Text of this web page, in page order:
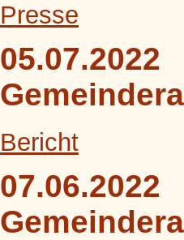
Presse
05.07.2022
Bericht
07.06.2022